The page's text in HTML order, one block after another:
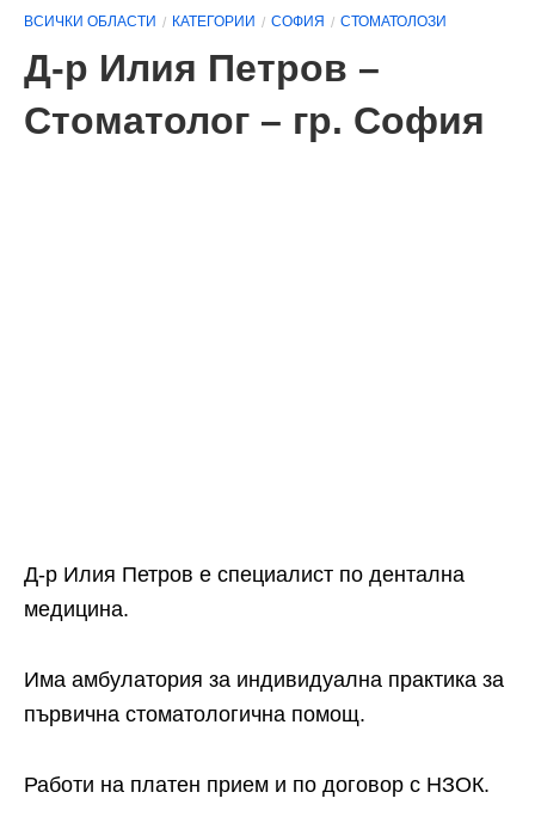
ВСИЧКИ ОБЛАСТИ КАТЕГОРИИ СОФИЯ СТОМАТОЛОЗИ
Д-р Илия Петров –
Стоматолог – гр. София
Д-р Илия Петров е специалист по дентална
медицина.
Има амбулатория за индивидуална практика за
първична стоматологична помощ.
Работи на платен прием и по договор с НЗОК.